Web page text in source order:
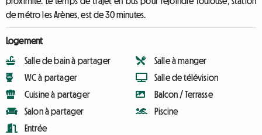
de métro les Arènes, est de 30 minutes.
Logement
Salle de bain à partager
WC à partager
Cuisine à partager
Salon à partager
Entrée
Salle à manger
Salle de télévision
Balcon / Terrasse
Piscine